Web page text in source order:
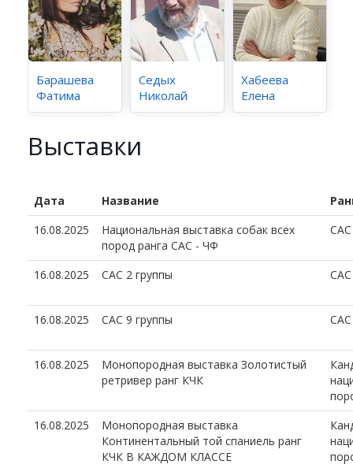
Барашева
Фатима
Седых
Николай
Хабеева
Елена
Выставки
Дата Название
16.08.2025
Национальная выставка собак всех
пород ранга САС - ЧФ
16.08.2025 САС 2 группы
16.08.2025 САС 9 группы
16.08.2025
Монопородная выставка Золотистый
ретривер ранг КЧК
16.08.2025
Монопородная выставка
Континентальный той спаниель ранг
КЧК В КАЖДОМ КЛАССЕ